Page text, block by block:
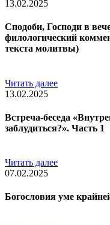
13.02.2025
Сподоби, Господи в
филологический
текста молитвы)
Читать далее
13.02.2025
Встреча-беседа
заблудиться?». Часть 1
Читать далее
07.02.2025
Богословия уме